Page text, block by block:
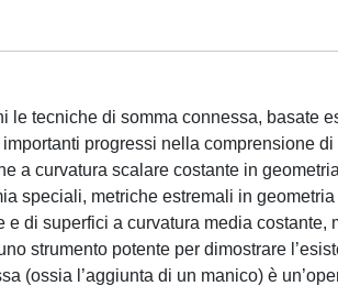
le tecniche di somma connessa, basate
progressi nella comprensione
a curvatura scalare costante in
speciali, metriche estremali in
di superfici a curvatura media costante,
strumento potente per dimostrare
(ossia l’aggiunta di un manico) è